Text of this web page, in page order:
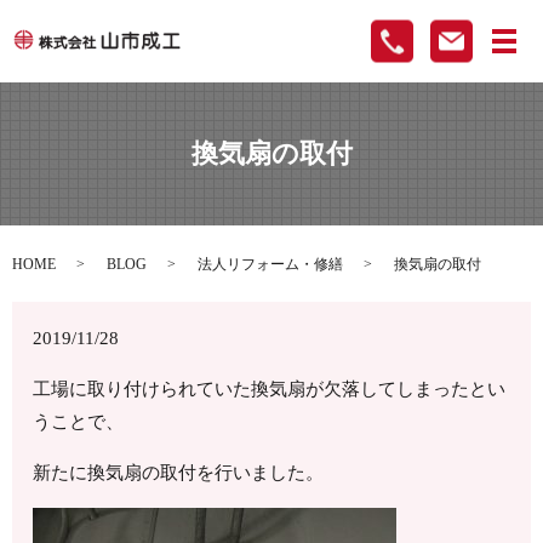
メ
換気扇の取付
HOME BLOG 法人リフォーム・修繕 換気扇の取付
2019/11/28
工場に取り付けられていた換気扇が欠落してしまったとい
うことで、
新たに換気扇の取付を行いました。